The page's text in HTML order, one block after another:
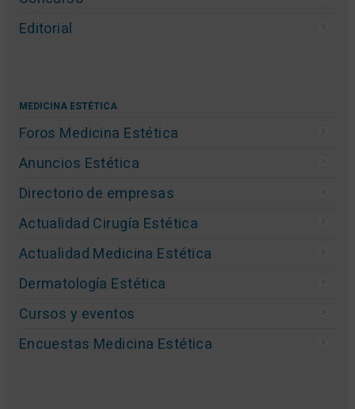
Editorial
MEDICINA ESTÉTICA
Foros Medicina Estética
Anuncios Estética
Directorio de empresas
Actualidad Cirugía Estética
Actualidad Medicina Estética
Dermatología Estética
Cursos y eventos
Encuestas Medicina Estética